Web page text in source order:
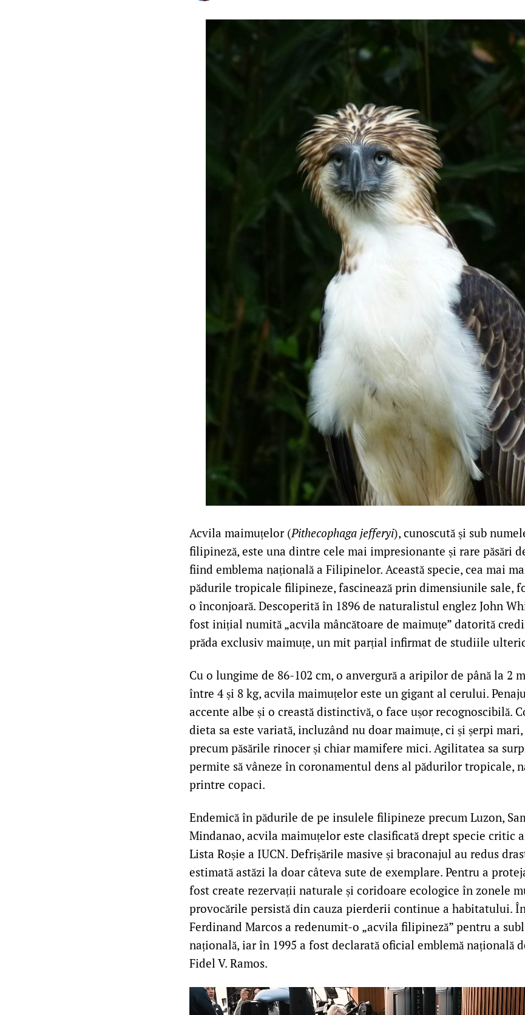
Acvila maimuțelor (Pithecophaga jefferyi), cunoscută și sub
filipineză, este una dintre cele mai impresionante și rare păsări
fiind emblema națională a Filipinelor. Această specie, cea mai
pădurile tropicale filipineze, fascinează prin dimensiunile sale,
o înconjoară. Descoperită în 1896 de naturalistul englez John
fost inițial numită „acvila mâncătoare de maimuțe” datorită
prăda exclusiv maimuțe, un mit parțial infirmat de studiile
Cu o lungime de 86-102 cm, o anvergură a aripilor de până la 2
între 4 și 8 kg, acvila maimuțelor este un gigant al cerului.
accente albe și o creastă distinctivă, o face ușor recognoscibilă.
dieta sa este variată, incluzând nu doar maimuțe, ci și șerpi mari,
precum păsările rinocer și chiar mamifere mici. Agilitatea sa
permite să vâneze în coronamentul dens al pădurilor tropicale,
printre copaci.
Endemică în pădurile de pe insulele filipineze precum Luzon,
Mindanao, acvila maimuțelor este clasificată drept specie critic
Lista Roșie a IUCN. Defrișările masive și braconajul au redus
estimată astăzi la doar câteva sute de exemplare. Pentru a
fost create rezervații naturale și coridoare ecologice în zonele
provocările persistă din cauza pierderii continue a habitatului.
Ferdinand Marcos a redenumit-o „acvila filipineză” pentru a
națională, iar în 1995 a fost declarată oficial emblemă națională
Fidel V. Ramos.